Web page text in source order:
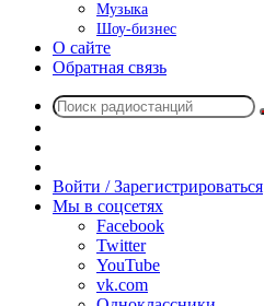
Музыка
Шоу-бизнес
О сайте
Обратная связь
радио
Войти / Зарегистрироваться
Мы в соцсетях
Facebook
Twitter
YouTube
vk.com